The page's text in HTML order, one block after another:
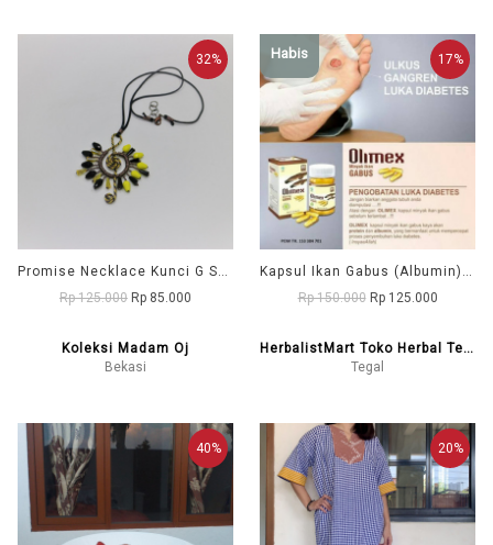
32%
Promise Necklace Kunci G Spike Hitam kuning
Rp 125.000 Rp 85.000
Koleksi Madam Oj
Bekasi
17%
Habis
Kapsul Ikan Gabus (Albumin) OLIMEX
Rp 150.000 Rp 125.000
HerbalistMart Toko Herbal Tegal
Tegal
40% 20%